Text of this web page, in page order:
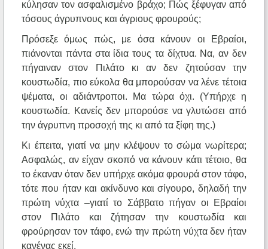
κύλησαν τον ασφαλισμένο βράχο; Πώς ξέφυγαν από
τόσους άγρυπνους και άγριους φρουρούς;
Πρόσεξε όμως πώς, με όσα κάνουν οι Εβραίοι,
πιάνονται πάντα στα ίδια τους τα δίχτυα. Να, αν δεν
πήγαιναν στον Πιλάτο κι αν δεν ζητούσαν την
κουστωδία, πιο εύκολα θα μπορούσαν να λένε τέτοια
ψέματα, οι αδιάντροποι. Μα τώρα όχι. (Υπήρχε η
κουστωδία. Κανείς δεν μπορούσε να γλυτώσει από
την άγρυπνη προσοχή της κι από τα ξίφη της.)
Κι έπειτα, γιατί να μην κλέψουν το σώμα νωρίτερα;
Ασφαλώς, αν είχαν σκοπό να κάνουν κάτι τέτοιο, θα
το έκαναν όταν δεν υπήρχε ακόμα φρουρά στον τάφο,
τότε που ήταν και ακίνδυνο και σίγουρο, δηλαδή την
πρώτη νύχτα –γιατί το Σάββατο πήγαν οι Εβραίοι
στον Πιλάτο και ζήτησαν την κουστωδία και
φρούρησαν τον τάφο, ενώ την πρώτη νύχτα δεν ήταν
κανένας εκεί.